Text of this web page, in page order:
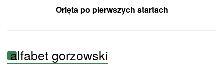
Orlęta po pierwszych startach
alfabet gorzowski